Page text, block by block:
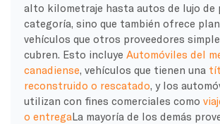
alto kilometraje hasta autos de lujo de
categoría, sino que también ofrece
vehículos que otros proveedores
cubren. Esto incluye Automóviles del
canadiense, vehículos que tienen una
reconstruido o rescatado, y los
utilizan con fines comerciales como
o entregaLa mayoría de los demás